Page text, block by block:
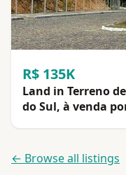
R$ 135K
Land in Terreno
do Sul, à venda
← Browse all listings